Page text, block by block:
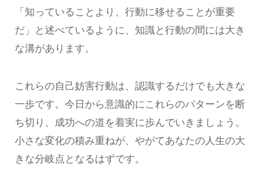
「知っていることより、行動に移せることが重要
だ」と述べているように、知識と行動の間には大き
な溝があります。
これらの自己妨害行動は、認識するだけでも大きな
一歩です。今日から意識的にこれらのパターンを断
ち切り、成功への道を着実に歩んでいきましょう。
小さな変化の積み重ねが、やがてあなたの人生の大
きな分岐点となるはずです。